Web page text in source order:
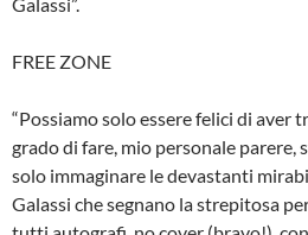
FREE ZONE
“Possiamo solo essere felici di
grado di fare, mio personale parere,
solo immaginare le devastanti
Galassi che segnano la strepitosa